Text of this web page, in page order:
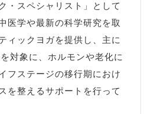
・スペシャリスト」として
医学や最新の科学研究を取
ィックヨガを提供し、主に
対象に、ホルモンや老化に
フステージの移行期におけ
を整えるサポートを行って